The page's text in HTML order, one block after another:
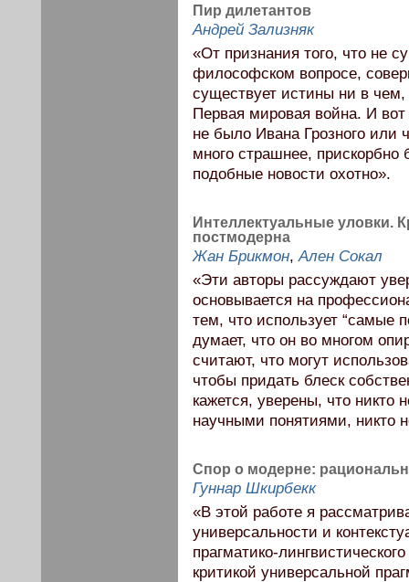
Пир дилетантов
Андрей Зализняк
«От признания того, что не
философском вопросе,
существует истины ни в
Первая мировая война. И
не было Ивана Грозного или
много страшнее,
подобные новости охотно».
Интеллектуальные уловки.
постмодерна
Жан Брикмон,Ален Сокал
«Эти авторы рассуждают
основывается на
тем, что использует “самые
думает, что он во многом
считают, что могут
чтобы придать блеск
кажется, уверены, что никто
научными понятиями, никто
Спор о модерне:
Гуннар Шкирбекк
«В этой работе я
универсальности и
прагматико-
критикой универсальной